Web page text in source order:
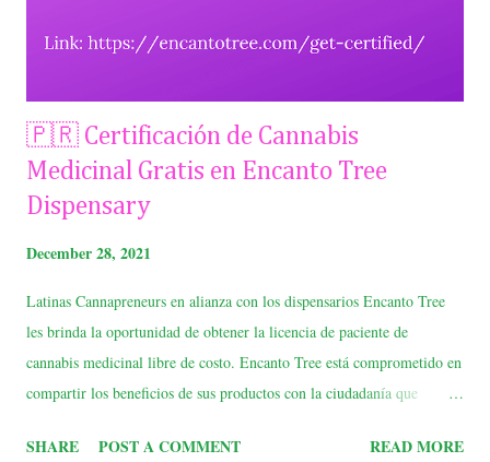
🇵🇷 Certificación de Cannabis
Medicinal Gratis en Encanto Tree
Dispensary
December 28, 2021
Latinas Cannapreneurs en alianza con los dispensarios Encanto Tree
les brinda la oportunidad de obtener la licencia de paciente de
cannabis medicinal libre de costo. Encanto Tree está comprometido en
compartir los beneficios de sus productos con la ciudadanía que
salud. Las condiciones se pueden encontrar en
SHARE POST A COMMENT READ MORE